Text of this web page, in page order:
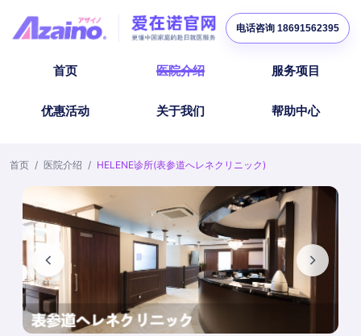
首页 医院介绍 服务项目
优惠活动 关于我们 帮助中心
电话咨询 18691562395
首页 / 医院介绍 / HELENE诊所(表参道へレネクリニック)